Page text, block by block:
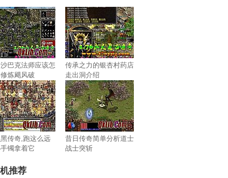
巴克法师应该怎
炼飓风破
传承之力的银杏村药店
走出洞介绍
传奇,跑这么远
镯拿着它
昔日传奇简单分析道士
战士突斩
推荐